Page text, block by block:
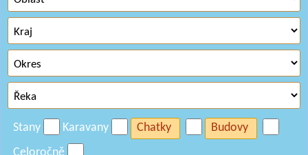
Stany Karavany Chatky
Budovy
Celoročně